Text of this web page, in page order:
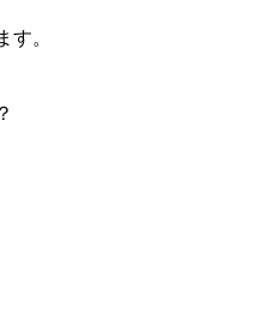
す。